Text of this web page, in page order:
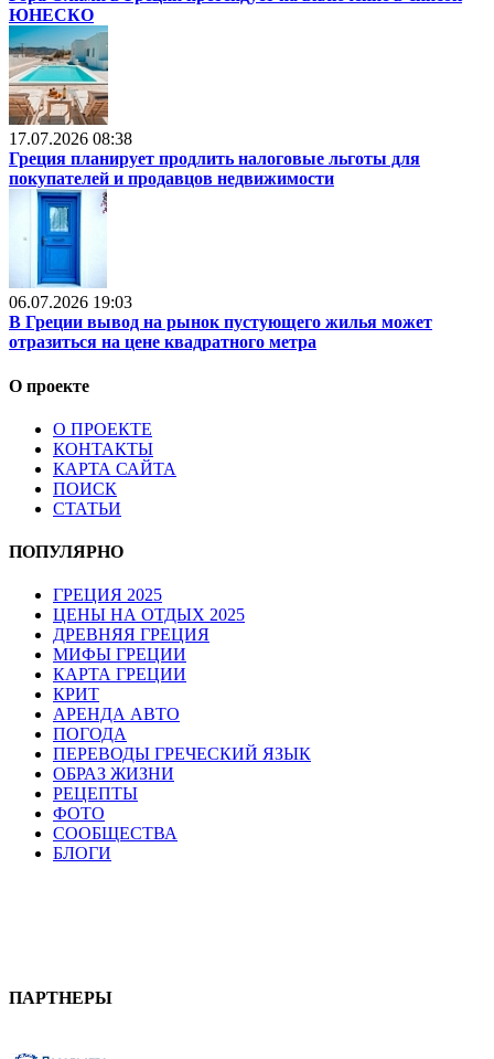
ЮНЕСКО
17.07.2026 08:38
Греция планирует продлить налоговые льготы для
покупателей и продавцов недвижимости
06.07.2026 19:03
В Греции вывод на рынок пустующего жилья может
отразиться на цене квадратного метра
О проекте
О ПРОЕКТЕ
КОНТАКТЫ
КАРТА САЙТА
ПОИСК
СТАТЬИ
ПОПУЛЯРНО
ГРЕЦИЯ 2025
ЦЕНЫ НА ОТДЫХ 2025
ДРЕВНЯЯ ГРЕЦИЯ
МИФЫ ГРЕЦИИ
КАРТА ГРЕЦИИ
КРИТ
АРЕНДА АВТО
ПОГОДА
ПЕРЕВОДЫ ГРЕЧЕСКИЙ ЯЗЫК
ОБРАЗ ЖИЗНИ
РЕЦЕПТЫ
ФОТО
СООБЩЕСТВА
БЛОГИ
ПАРТНЕРЫ